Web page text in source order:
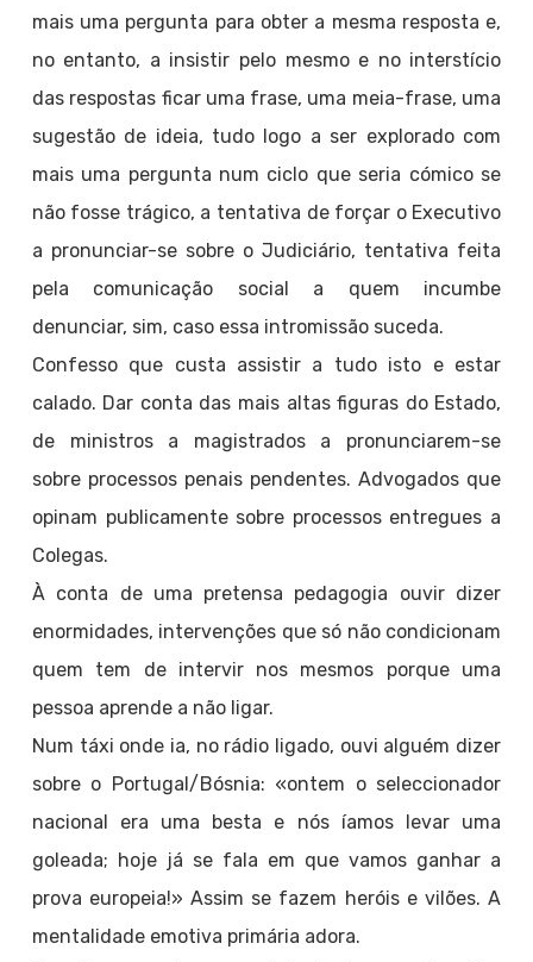
mais uma pergunta para obter a mesma resposta e,
no entanto, a insistir pelo mesmo e no interstício
das respostas ficar uma frase, uma meia-frase, uma
sugestão de ideia, tudo logo a ser explorado com
mais uma pergunta num ciclo que seria cómico se
não fosse trágico, a tentativa de forçar o Executivo
a pronunciar-se sobre o Judiciário, tentativa feita
pela comunicação social a quem incumbe
denunciar, sim, caso essa intromissão suceda.
Confesso que custa assistir a tudo isto e estar
calado. Dar conta das mais altas figuras do Estado,
de ministros a magistrados a pronunciarem-se
sobre processos penais pendentes. Advogados que
opinam publicamente sobre processos entregues a
Colegas.
À conta de uma pretensa pedagogia ouvir dizer
enormidades, intervenções que só não condicionam
quem tem de intervir nos mesmos porque uma
pessoa aprende a não ligar.
Num táxi onde ia, no rádio ligado, ouvi alguém dizer
sobre o Portugal/Bósnia: «ontem o seleccionador
nacional era uma besta e nós íamos levar uma
goleada; hoje já se fala em que vamos ganhar a
prova europeia!» Assim se fazem heróis e vilões. A
mentalidade emotiva primária adora.